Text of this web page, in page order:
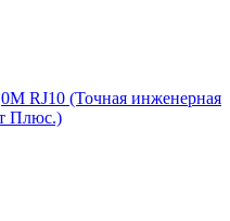
RJ10 (Точная инженерная
Плюс.)